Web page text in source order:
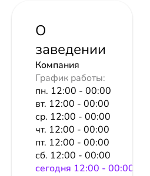
О
заведении
Компания
График работы:
пн. 12:00 - 00:00
вт. 12:00 - 00:00
ср. 12:00 - 00:00
чт. 12:00 - 00:00
пт. 12:00 - 00:00
сб. 12:00 - 00:00
сeгодня 12:00 - 00:00